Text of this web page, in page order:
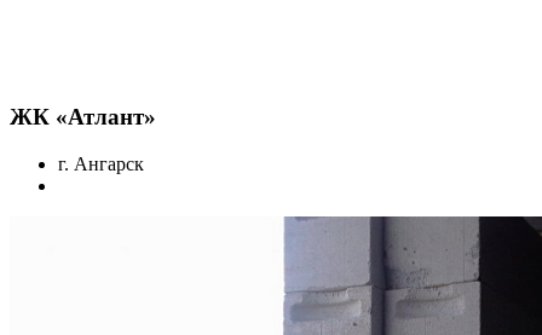
ЖК «Атлант»
г. Ангарск